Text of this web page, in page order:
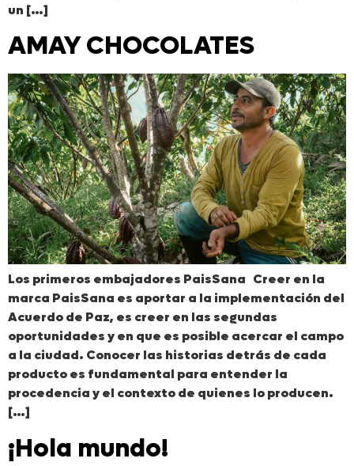
un […]
AMAY CHOCOLATES
Los primeros embajadores PaisSana Creer en la
marca PaisSana es aportar a la implementación del
Acuerdo de Paz, es creer en las segundas
oportunidades y en que es posible acercar el campo
a la ciudad. Conocer las historias detrás de cada
producto es fundamental para entender la
procedencia y el contexto de quienes lo producen.
[…]
¡Hola mundo!